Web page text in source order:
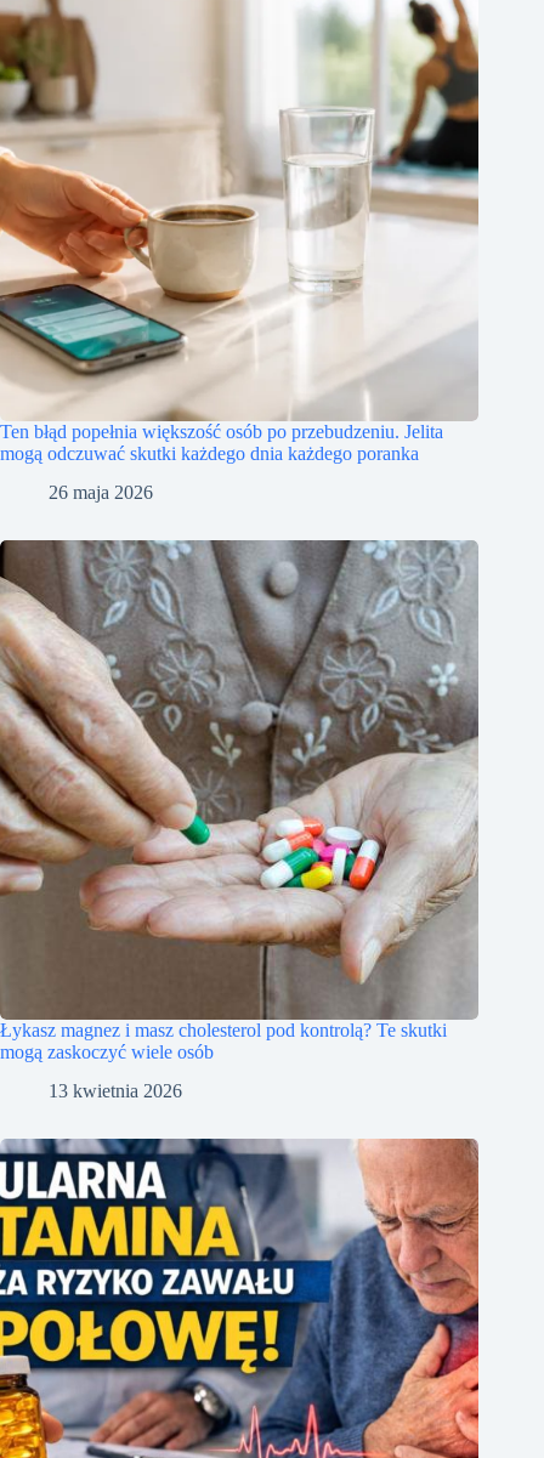
Ten błąd popełnia większość osób po przebudzeniu. Jelita
mogą odczuwać skutki każdego dnia każdego poranka
26 maja 2026
Łykasz magnez i masz cholesterol pod kontrolą? Te skutki
mogą zaskoczyć wiele osób
13 kwietnia 2026